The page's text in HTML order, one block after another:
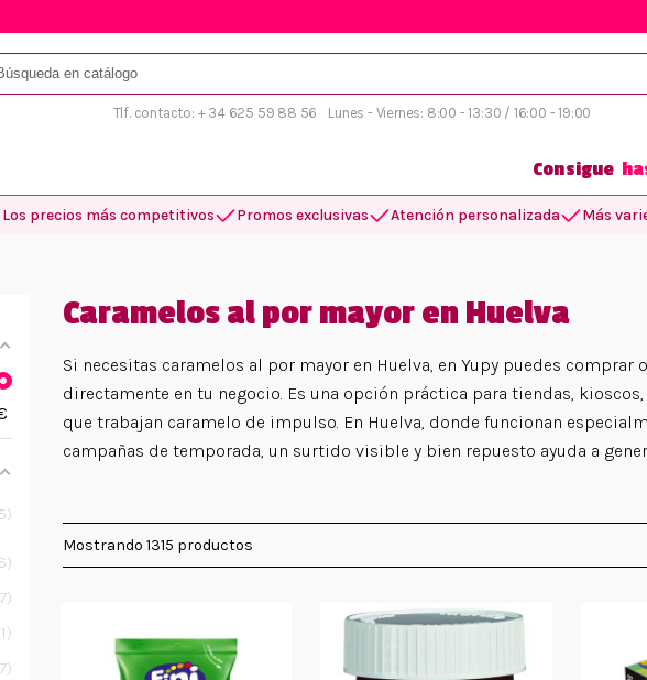
Tlf. contacto: + 34 625 59 88 56 Lunes - Viernes: 8:00 - 13:30 / 16:00 - 19:00
Consigue
Los precios más competitivos Promos exclusivas Atención personalizada Más
1
7
Caramelos al por mayor en Huelva
Si necesitas caramelos al por mayor en Huelva, en Yupy puedes
directamente en tu negocio. Es una opción práctica para tiendas,
que trabajan caramelo de impulso. En Huelva, donde funcionan
campañas de temporada, un surtido visible y bien repuesto ayuda a
Mostrando 1315 productos